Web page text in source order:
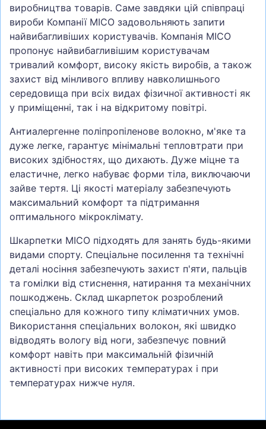
виробництва товарів. Саме завдяки цій співпраці
вироби Компанії MICO задовольняють запити
найвибагливіших користувачів. Компанія MICO
пропонує найвибагливішим користувачам
тривалий комфорт, високу якість виробів, а також
захист від мінливого впливу навколишнього
середовища при всіх видах фізичної активності як
у приміщенні, так і на відкритому повітрі.
Антиалергенне поліпропіленове волокно, м'яке та
дуже легке, гарантує мінімальні тепловтрати при
високих здібностях, що дихають. Дуже міцне та
еластичне, легко набуває форми тіла, виключаючи
зайве тертя. Ці якості матеріалу забезпечують
максимальний комфорт та підтримання
оптимального мікроклімату.
Шкарпетки MICO підходять для занять будь-якими
видами спорту. Спеціальне посилення та технічні
деталі носіння забезпечують захист п'яти, пальців
та гомілки від стиснення, натирання та механічних
пошкоджень. Склад шкарпеток розроблений
спеціально для кожного типу кліматичних умов.
Використання спеціальних волокон, які швидко
відводять вологу від ноги, забезпечує повний
комфорт навіть при максимальній фізичній
активності при високих температурах і при
температурах нижче нуля.